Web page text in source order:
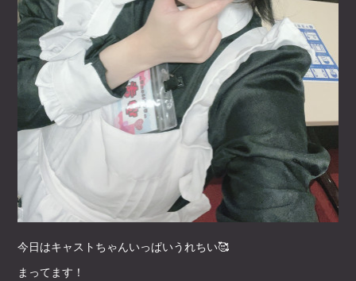
今日はキャストちゃんいっぱいうれちい🥰
まってます！